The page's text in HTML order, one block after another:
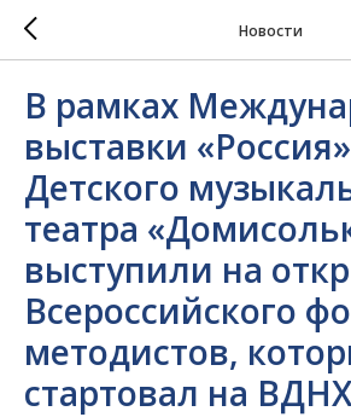
Новости
В рамках
выставки
Детского
театра
выступили на
Всероссийского
методистов,
стартовал на